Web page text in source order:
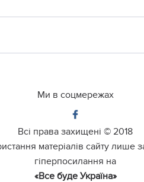
Ми в соцмережах
Всі права захищені © 2018
матеріалів сайту лише
гіперпосилання на
«Все буде Україна»